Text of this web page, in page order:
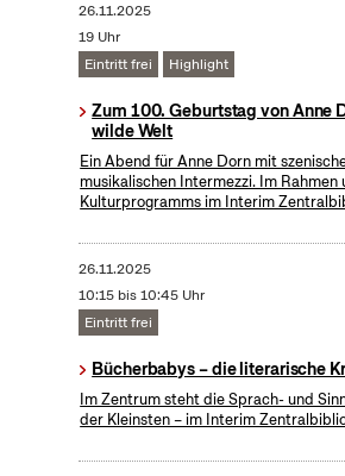
26.11.2025
19 Uhr
Eintritt frei
Highlight
Zum 100. Geburtstag von Anne
wilde Welt
Ein Abend für Anne Dorn mit
musikalischen Intermezzi. Im Rahmen
Kulturprogramms im Interim
26.11.2025
10:15 bis 10:45 Uhr
Eintritt frei
Bücherbabys – die literarische
Im Zentrum steht die Sprach- und
der Kleinsten – im Interim